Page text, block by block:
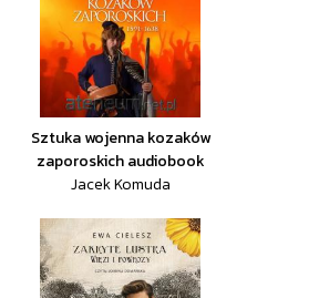
Sztuka wojenna kozaków
zaporoskich audiobook
Jacek Komuda